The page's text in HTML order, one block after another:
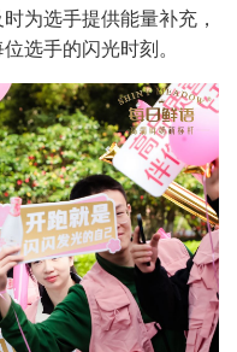
为选手提供能量补充，
选手的闪光时刻。